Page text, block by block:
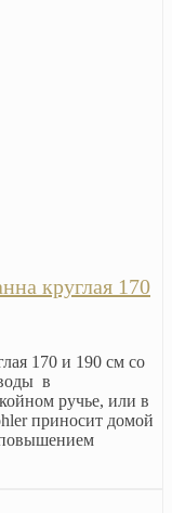
круглая 170
170 и 190 см со
в
ручье, или в
приносит домой